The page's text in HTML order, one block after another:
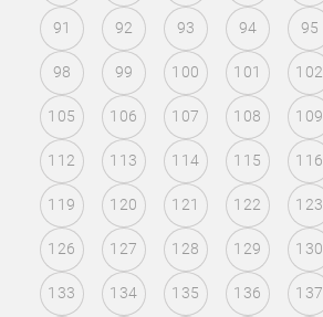
91 92 93 94 95
98 99 100 101 102
105 106 107 108 109
112 113 114 115 116
119 120 121 122 123
126 127 128 129 130
133 134 135 136 137